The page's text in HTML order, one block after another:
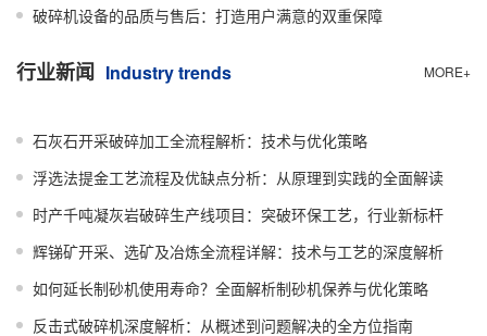
破碎机设备的品质与售后：打造用户满意的双重保障
MORE+
行业新闻 Industry trends
石灰石开采破碎加工全流程解析：技术与优化策略
浮选法提金工艺流程及优缺点分析：从原理到实践的全面解读
时产千吨凝灰岩破碎生产线项目：突破环保工艺，行业新标杆
辉锑矿开采、选矿及冶炼全流程详解：技术与工艺的深度解析
如何延长制砂机使用寿命？全面解析制砂机保养与优化策略
反击式破碎机深度解析：从概述到问题解决的全方位指南